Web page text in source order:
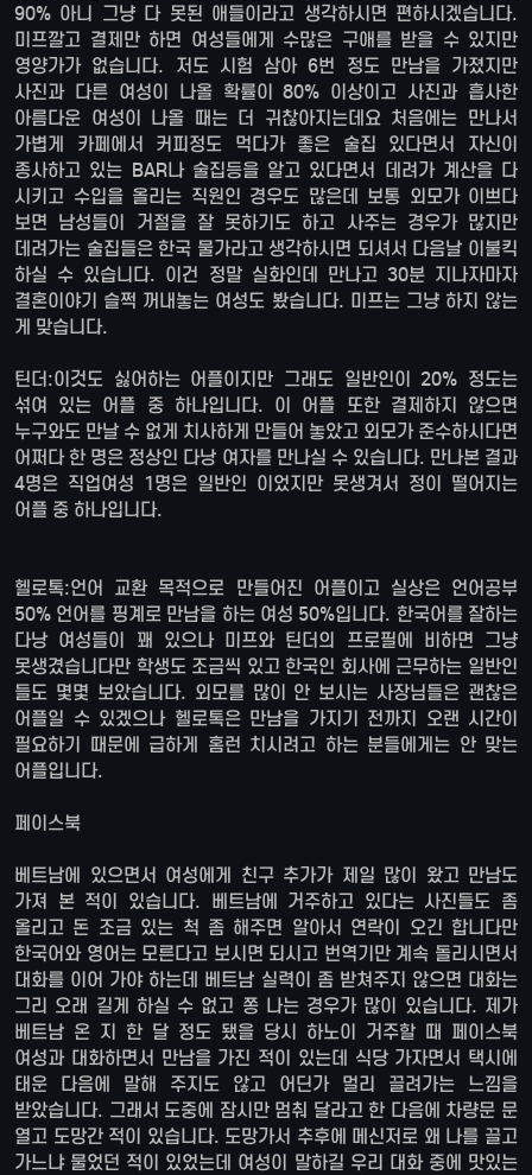
90% 아니 그냥 다 못된 애들이라고 생각하시면 편하시겠습니다.
미프깔고 결제만 하면 여성들에게 수많은 구애를 받을 수 있지만
영양가가 없습니다. 저도 시험 삼아 6번 정도 만남을 가졌지만
사진과 다른 여성이 나올 확률이 80% 이상이고 사진과 흡사한
아름다운 여성이 나올 때는 더 귀찮아지는데요 처음에는 만나서
가볍게 카페에서 커피정도 먹다가 좋은 술집 있다면서 자신이
종사하고 있는 BAR나 술집등을 알고 있다면서 데려가 계산을 다
시키고 수입을 올리는 직원인 경우도 많은데 보통 외모가 이쁘다
보면 남성들이 거절을 잘 못하기도 하고 사주는 경우가 많지만
데려가는 술집들은 한국 물가라고 생각하시면 되셔서 다음날 이불킥
하실 수 있습니다. 이건 정말 실화인데 만나고 30분 지나자마자
결혼이야기 슬쩍 꺼내놓는 여성도 봤습니다. 미프는 그냥 하지 않는
게 맞습니다.
틴더:이것도 싫어하는 어플이지만 그래도 일반인이 20% 정도는
섞여 있는 어플 중 하나입니다. 이 어플 또한 결제하지 않으면
누구와도 만날 수 없게 치사하게 만들어 놓았고 외모가 준수하시다면
어쩌다 한 명은 정상인 다낭 여자를 만나실 수 있습니다. 만나본 결과
4명은 직업여성 1명은 일반인 이었지만 못생겨서 정이 떨어지는
어플 중 하나입니다.
헬로톡:언어 교환 목적으로 만들어진 어플이고 실상은 언어공부
50% 언어를 핑계로 만남을 하는 여성 50%입니다. 한국어를 잘하는
다낭 여성들이 꽤 있으나 미프와 틴더의 프로필에 비하면 그냥
못생겼습니다만 학생도 조금씩 있고 한국인 회사에 근무하는 일반인
들도 몇몇 보았습니다. 외모를 많이 안 보시는 사장님들은 괜찮은
어플일 수 있겠으나 헬로톡은 만남을 가지기 전까지 오랜 시간이
필요하기 때문에 급하게 홈런 치시려고 하는 분들에게는 안 맞는
어플입니다.
페이스북
베트남에 있으면서 여성에게 친구 추가가 제일 많이 왔고 만남도
가져 본 적이 있습니다. 베트남에 거주하고 있다는 사진들도 좀
올리고 돈 조금 있는 척 좀 해주면 알아서 연락이 오긴 합니다만
한국어와 영어는 모른다고 보시면 되시고 번역기만 계속 돌리시면서
대화를 이어 가야 하는데 베트남 실력이 좀 받쳐주지 않으면 대화는
그리 오래 길게 하실 수 없고 쫑 나는 경우가 많이 있습니다. 제가
베트남 온 지 한 달 정도 됐을 당시 하노이 거주할 때 페이스북
여성과 대화하면서 만남을 가진 적이 있는데 식당 가자면서 택시에
태운 다음에 말해 주지도 않고 어딘가 멀리 끌려가는 느낌을
받았습니다. 그래서 도중에 잠시만 멈춰 달라고 한 다음에 차량문 문
열고 도망간 적이 있습니다. 도망가서 추후에 메신저로 왜 나를 끌고
가느냐 물었던 적이 있었는데 여성이 말하길 우리 대화 중에 맛있는